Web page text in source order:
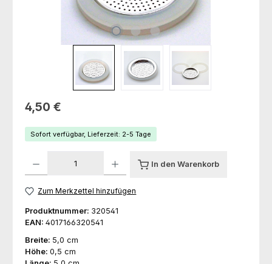
Regulärer Preis:
4,50 €
Sofort verfügbar, Lieferzeit: 2-5 Tage
In den Warenkorb
Zum Merkzettel hinzufügen
Produktnummer: 320541
EAN: 4017166320541
Breite: 5,0 cm
Höhe: 0,5 cm